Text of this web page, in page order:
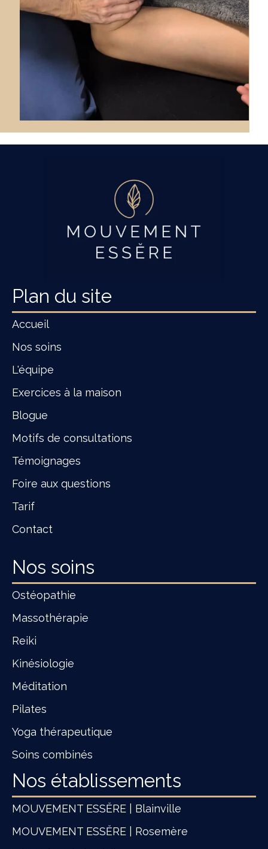
Plan du site
Accueil
Nos soins
L'équipe
Exercices à la maison
Blogue
Motifs de consultations
Témoignages
Foire aux questions
Tarif
Contact
Nos soins
Ostéopathie
Massothérapie
Reiki
Kinésiologie
Méditation
Pilates
Yoga thérapeutique
Soins combinés
Nos établissements
MOUVEMENT ESSĔRE | Blainville
MOUVEMENT ESSĔRE | Rosemère